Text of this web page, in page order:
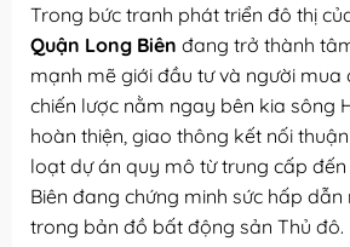
Trong bức tranh phát triển đô thị
Quận Long Biên đang trở thành
mạnh mẽ giới đầu tư và người mua
chiến lược nằm ngay bên kia sông
hoàn thiện, giao thông kết nối
loạt dự án quy mô từ trung cấp
Biên đang chứng minh sức hấp
trong bản đồ bất động sản Thủ đô.